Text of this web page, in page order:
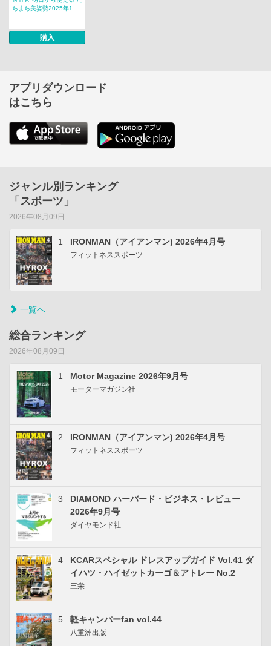
ちまち美姿勢2025年1...
購入
アプリダウンロード
はこちら
ジャンル別ランキング
「スポーツ」
2026年08月09日
1 IRONMAN（アイアンマン) 2026年4月号
フィットネススポーツ
一覧へ
総合ランキング
2026年08月09日
1 Motor Magazine 2026年9月号
モーターマガジン社
2 IRONMAN（アイアンマン) 2026年4月号
フィットネススポーツ
3
DIAMOND ハーバード・ビジネス・レビュー
2026年9月号
ダイヤモンド社
4
KCARスペシャル ドレスアップガイド Vol.41 ダ
イハツ・ハイゼットカーゴ＆アトレー No.2
三栄
5 軽キャンパーfan vol.44
八重洲出版